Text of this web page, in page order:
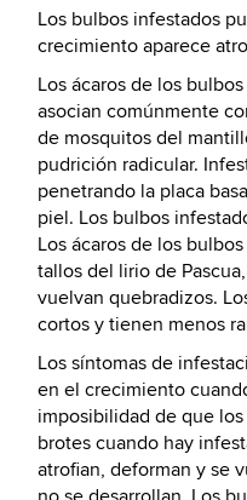
Los bulbos infestados
crecimiento aparece
Los ácaros de los
asocian comúnmente
de mosquitos del
pudrición radicular.
penetrando la placa
piel. Los bulbos
Los ácaros de los
tallos del lirio de
vuelvan quebradizos.
cortos y tienen menos
Los síntomas de
en el crecimiento
imposibilidad de que
brotes cuando hay
atrofian, deforman y se